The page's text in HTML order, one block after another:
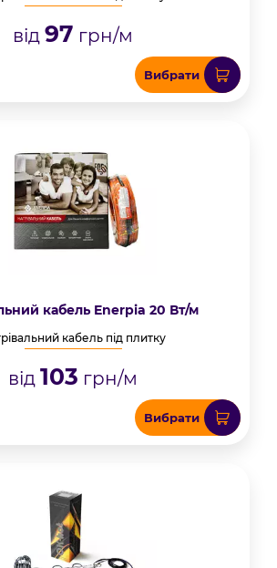
від 97 грн/м
Вибрати
кабель Enerpia 20 Вт/м
кабель під плитку
від 103 грн/м
Вибрати